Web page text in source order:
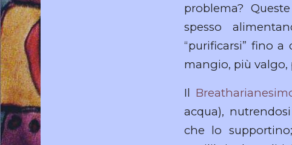
problema?
spesso
“purificarsi” fino
mangio, più valgo,
Il
acqua),
che lo